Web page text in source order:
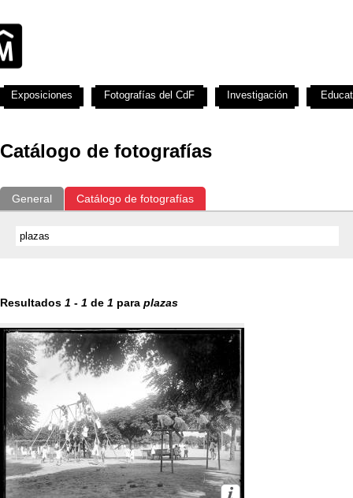
Catálogo de fotografías
General Catálogo de fotografías
Resultados 1 - 1 de 1 para plazas
Exposiciones Fotografías del CdF Investigación